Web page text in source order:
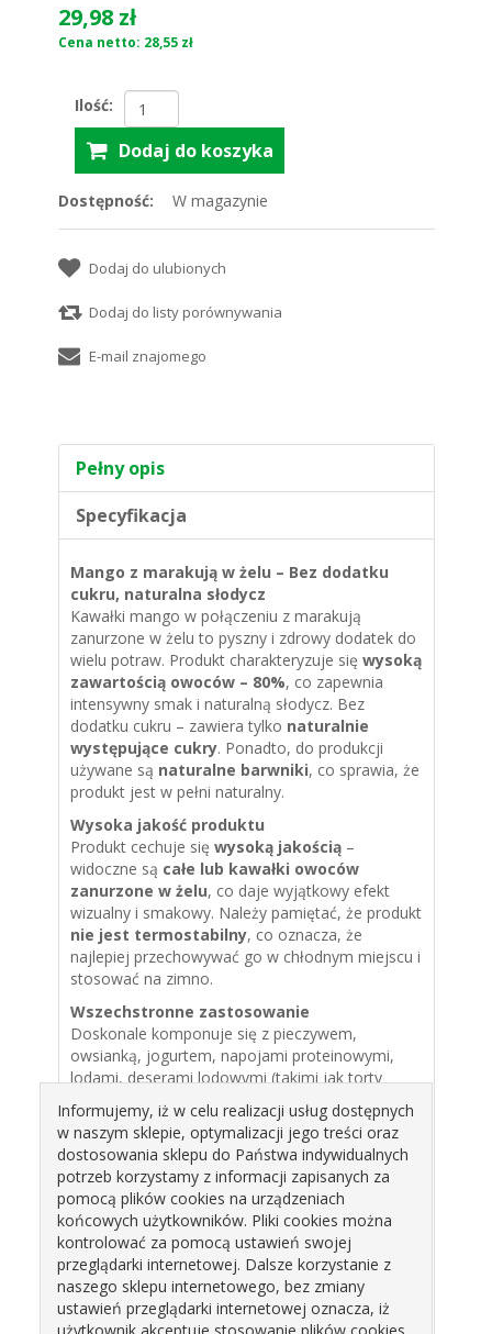
29,98 zł
Cena netto: 28,55 zł
Ilość:
Dostępność: W magazynie
Pełny opis
Specyfikacja
Mango z marakują w żelu – Bez dodatku
cukru, naturalna słodycz
Kawałki mango w połączeniu z marakują
zanurzone w żelu to pyszny i zdrowy dodatek do
wielu potraw. Produkt charakteryzuje się wysoką
zawartością owoców – 80%, co zapewnia
intensywny smak i naturalną słodycz. Bez
dodatku cukru – zawiera tylko naturalnie
występujące cukry. Ponadto, do produkcji
używane są naturalne barwniki, co sprawia, że
produkt jest w pełni naturalny.
Wysoka jakość produktu
Produkt cechuje się wysoką jakością–
widoczne są całe lub kawałki owoców
zanurzone w żelu, co daje wyjątkowy efekt
wizualny i smakowy. Należy pamiętać, że produkt
nie jest termostabilny, co oznacza, że
najlepiej przechowywać go w chłodnym miejscu i
stosować na zimno.
Wszechstronne zastosowanie
Doskonale komponuje się z pieczywem,
owsianką, jogurtem, napojami proteinowymi,
lodami, deserami lodowymi (takimi jak torty
lodowe czy semifreddo), goframi, naleśnikami,
omletami, przekąskami oraz ciastami
deserowymi (np. kostkami, tartami,
monoporcjami czy szotami). Jest także świetnym
wyborem do przekładania tortów.
Łatwy i gotowy do użycia
Produkt jestłatwy i gotowy do użycia
wystarczy otworzyć opakowanie i cieszyć się
jego smakiem.Praktyczne i ekonomiczne
opakowanieo pojemności1 kg zapewnia
Informujemy, iż w celu realizacji usług dostępnych
w naszym sklepie, optymalizacji jego treści oraz
dostosowania sklepu do Państwa indywidualnych
potrzeb korzystamy z informacji zapisanych za
pomocą plików cookies na urządzeniach
końcowych użytkowników. Pliki cookies można
kontrolować za pomocą ustawień swojej
przeglądarki internetowej. Dalsze korzystanie z
naszego sklepu internetowego, bez zmiany
ustawień przeglądarki internetowej oznacza, iż